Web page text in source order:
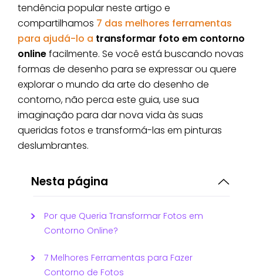
tendência popular neste artigo e
compartilhamos 7 das melhores ferramentas
para ajudá-lo a transformar foto em contorno
onlinefacilmente. Se você está buscando novas
formas de desenho para se expressar ou quere
explorar o mundo da arte do desenho de
contorno, não perca este guia, use sua
imaginação para dar nova vida às suas
queridas fotos e transformá-las em pinturas
deslumbrantes.
Nesta página
Por que Queria Transformar Fotos em
Contorno Online?
7 Melhores Ferramentas para Fazer
Contorno de Fotos